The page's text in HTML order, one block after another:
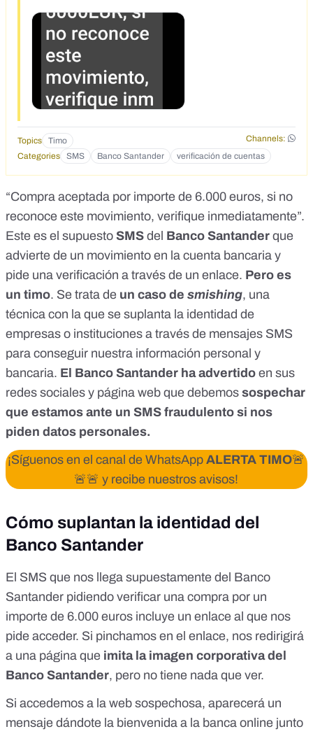
Topics Timo
Channels:
Categories
SMS Banco Santander verificación de cuentas
“Compra aceptada por importe de 6.000 euros, si no
reconoce este movimiento, verifique inmediatamente”.
Este es el supuesto SMS del Banco Santander que
advierte de un movimiento en la cuenta bancaria y
pide una verificación a través de un enlace. Pero es
un timo. Se trata de un caso de smishing, una
técnica con la que se suplanta la identidad de
empresas o instituciones a través de mensajes SMS
para conseguir nuestra información personal y
bancaria. El Banco Santander ha advertido en sus
redes sociales y página web que debemos sospechar
que estamos ante un SMS fraudulento si nos
piden datos personales.
¡Síguenos en el canal de WhatsAppALERTA TIMO🚨
🚨🚨 y recibe nuestros avisos!
Cómo suplantan la identidad del
Banco Santander
El SMS que nos llega supuestamente del Banco
Santander pidiendo verificar una compra por un
importe de 6.000 euros incluye un enlace al que nos
pide acceder. Si pinchamos en el enlace, nos redirigirá
a una página que imita la imagen corporativa del
Banco Santander, pero no tiene nada que ver.
Si accedemos a la web sospechosa, aparecerá un
mensaje dándote la bienvenida a la banca online junto